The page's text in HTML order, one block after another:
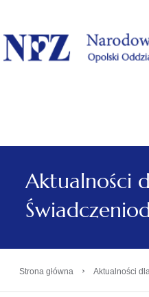
.
Aktualności
Strona główna › Aktualności